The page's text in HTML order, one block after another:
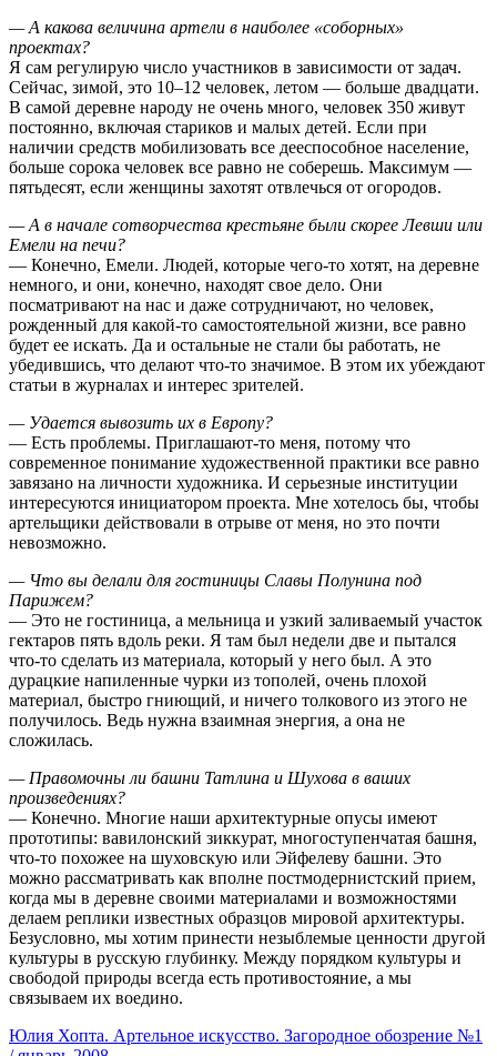
— А какова величина артели в наиболее «соборных»
проектах?
Я сам регулирую число участников в зависимости от задач.
Сейчас, зимой, это 10–12 человек, летом — больше двадцати.
В самой деревне народу не очень много, человек 350 живут
постоянно, включая стариков и малых детей. Если при
наличии средств мобилизовать все дееспособное население,
больше сорока человек все равно не соберешь. Максимум —
пятьдесят, если женщины захотят отвлечься от огородов.
— А в начале сотворчества крестьяне были скорее Левши или
Емели на печи?
— Конечно, Емели. Людей, которые чего-то хотят, на деревне
немного, и они, конечно, находят свое дело. Они
посматривают на нас и даже сотрудничают, но человек,
рожденный для какой-то самостоятельной жизни, все равно
будет ее искать. Да и остальные не стали бы работать, не
убедившись, что делают что-то значимое. В этом их убеждают
статьи в журналах и интерес зрителей.
— Удается вывозить их в Европу?
— Есть проблемы. Приглашают-то меня, потому что
современное понимание художественной практики все равно
завязано на личности художника. И серьезные институции
интересуются инициатором проекта. Мне хотелось бы, чтобы
артельщики действовали в отрыве от меня, но это почти
невозможно.
— Что вы делали для гостиницы Славы Полунина под
Парижем?
— Это не гостиница, а мельница и узкий заливаемый участок
гектаров пять вдоль реки. Я там был недели две и пытался
что-то сделать из материала, который у него был. А это
дурацкие напиленные чурки из тополей, очень плохой
материал, быстро гниющий, и ничего толкового из этого не
получилось. Ведь нужна взаимная энергия, а она не
сложилась.
— Правомочны ли башни Татлина и Шухова в ваших
произведениях?
— Конечно. Многие наши архитектурные опусы имеют
прототипы: вавилонский зиккурат, многоступенчатая башня,
что-то похожее на шуховскую или Эйфелеву башни. Это
можно рассматривать как вполне постмодернистский прием,
когда мы в деревне своими материалами и возможностями
делаем реплики известных образцов мировой архитектуры.
Безусловно, мы хотим принести незыблемые ценности другой
культуры в русскую глубинку. Между порядком культуры и
свободой природы всегда есть противостояние, а мы
связываем их воедино.
Юлия Хопта. Артельное искусство. Загородное обозрение №1